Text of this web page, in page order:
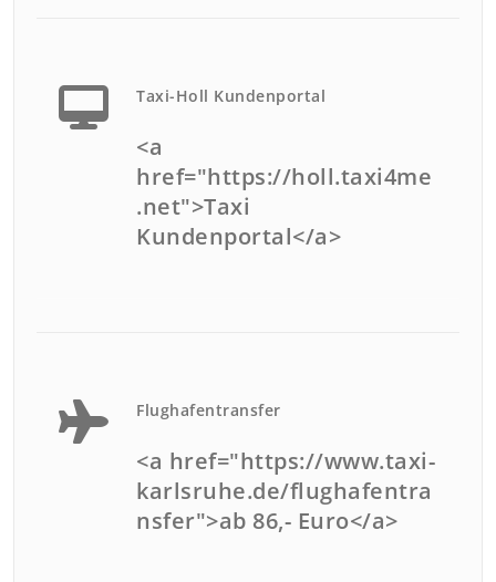
Taxi-Holl Kundenportal
<a
href="https://holl.taxi4me
.net">Taxi
Kundenportal</a>
Flughafentransfer
<a href="https://www.taxi-
karlsruhe.de/flughafentra
nsfer">ab 86,- Euro</a>